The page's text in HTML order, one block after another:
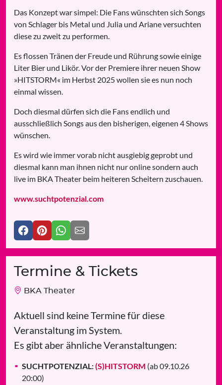
Das Konzept war simpel: Die Fans wünschten sich Songs
von Schlager bis Metal und Julia und Ariane versuchten
diese zu zweit zu performen.
Es flossen Tränen der Freude und Rührung sowie einige
Liter Bier und Likör. Vor der Premiere ihrer neuen Show
»HITSTORM« im Herbst 2025 wollen sie es nun noch
einmal wissen.
Doch diesmal dürfen sich die Fans endlich und
ausschließlich Songs aus den bisherigen, eigenen 4 Shows
wünschen.
Es wird wie immer vorab nicht ausgiebig geprobt und
diesmal kann man ihnen nicht nur online sondern auch
live im BKA Theater beim heiteren Scheitern zuschauen.
www.suchtpotenzial.com
Termine & Tickets
BKA Theater
Aktuell sind keine Termine für diese
Veranstaltung im System.
Es gibt aber ähnliche Veranstaltungen:
SUCHTPOTENZIAL:(S)HITSTORM (ab 09.10.26
20:00)